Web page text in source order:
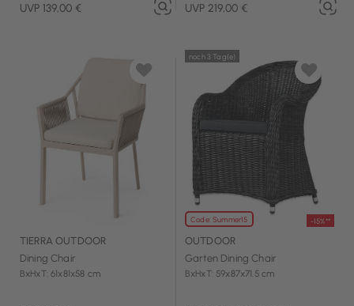
UVP 139,00 € UVP 219,00 €
TIERRA OUTDOOR
Dining Chair
BxHxT: 61x81x58 cm
Code: Summer15 -15%**
noch 3 Tag(e)
OUTDOOR
Garten Dining Chair
BxHxT: 59x87x71.5 cm